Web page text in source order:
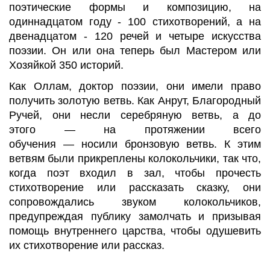
поэтические формы и композицию, на
одиннадцатом году - 100 стихотворений, а на
двенадцатом - 120 речей и четыре искусства
поэзии. Он или она теперь был Мастером или
Хозяйкой 350 историй.
Как Оллам,доктор поэзии, они имели право
получить золотую ветвь. Как Анрут, Благородный
Ручей, они несли серебряную ветвь, а до
этого —на протяжении всего
обучения —носили бронзовую ветвь. К этим
ветвям были прикреплены колокольчики, так что,
когда поэт входил в зал, чтобы прочесть
стихотворение или рассказать сказку, они
сопровождались звуком колокольчиков,
предупреждая публику замолчать и призывая
помощь внутреннего царства, чтобы одушевить
их стихотворение или рассказ.